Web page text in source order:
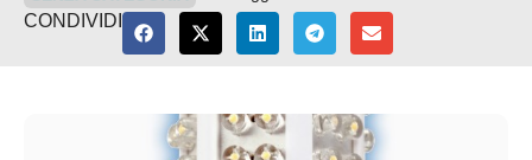
CONDIVIDI